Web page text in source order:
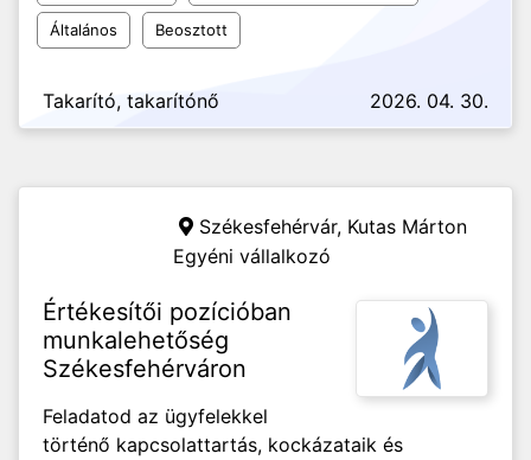
Általános Beosztott
Takarító, takarítónő 2026. 04. 30.
Székesfehérvár, Kutas Márton
Egyéni vállalkozó
Értékesítői pozícióban
munkalehetőség
Székesfehérváron
Feladatod az ügyfelekkel
történő kapcsolattartás, kockázataik és